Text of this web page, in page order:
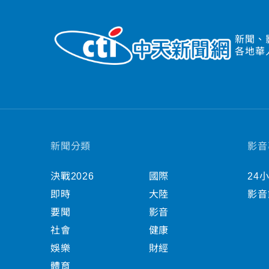
新聞、
各地華
新聞分類
決戰2026
即時
要聞
社會
娛樂
體育
國際
大陸
影音
健康
財經
影
24
影